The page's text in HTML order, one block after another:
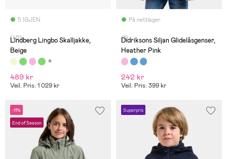
5 IGJEN
(40)
Lindberg Lingbo Skalljakke,
Beige
489 kr
Veil. Pris: 1 029 kr
På nettlager
(1)
Didriksons Siljan Glidelåsgenser,
Heather Pink
242 kr
Veil. Pris: 399 kr
-11%
End of Season
Superpris